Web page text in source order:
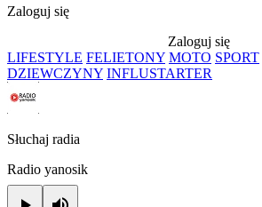
Zaloguj się
Zaloguj się
LIFESTYLE FELIETONY MOTO SPORT
DZIEWCZYNY INFLUSTARTER
Słuchaj radia
Radio yanosik
Play